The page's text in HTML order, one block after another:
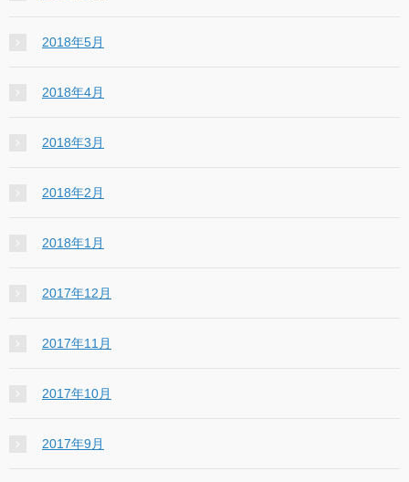
2018年5月
2018年4月
2018年3月
2018年2月
2018年1月
2017年12月
2017年11月
2017年10月
2017年9月